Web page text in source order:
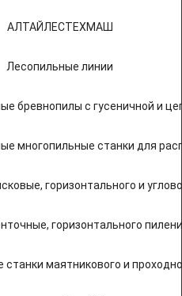
АЛТАЙЛЕСТЕХМАШ
Лесопильные линии
бревнопилы с гусеничной и
многопильные станки для
горизонтального и
горизонтального
станки маятникового и